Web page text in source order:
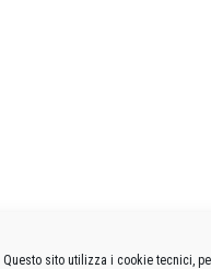
Questo sito utilizza i cookie tecnici,